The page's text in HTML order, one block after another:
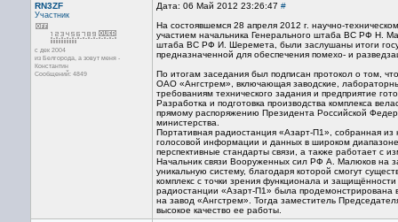
RN3ZF
Участник
с дек 2004
из Белгорода, а зовут меня -
Константин
Сообщений: 4849
Дата: 06 Май 2012 23:26:47 #
На состоявшемся 28 апреля 2012 г. научно-
участием начальника Генерального штаба ВС РФ Н.
штаба ВС РФ И. Шеремета, были заслушаны итоги
предназначенной для обеспечения помехо- и
По итогам заседания был подписан протокол о том,
ОАО «Ангстрем», включающая заводские,
требованиям технического задания и предприятие
Разработка и подготовка производства комплекса
прямому распоряжению Президента Российской
министерства.
Портативная радиостанция «Азарт-П1», собранная из
голосовой информации и данных в широком
перспективные стандарты связи, а также работает с
Начальник связи Вооруженных сил РФ А. Малюков на
уникальную систему, благодаря которой смогут
комплекс с точки зрения функционала и
радиостанции «Азарт-П1» была
на завод «Ангстрем». Тогда заместитель
высокое качество ее работы.